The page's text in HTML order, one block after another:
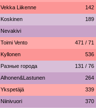
Vekka Liikenne 142
Koskinen 189
Nevakivi
Toimi Vento 471 / 71
Kyllonen 536
Разные города 131 / 76
Alhonen&Lastunen 264
Ykspetäjä 339
Niinivuori 370